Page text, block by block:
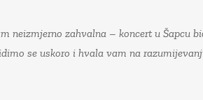
neizmjerno zahvalna – koncert u Šapcu
se uskoro i hvala vam na